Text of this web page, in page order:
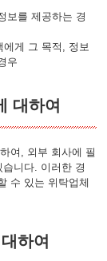
보를 제공하는 경
에게 그 목적, 정보
우
대하여
여, 외부 회사에 필
니다. 이러한 경
수 있는 위탁업체
하여